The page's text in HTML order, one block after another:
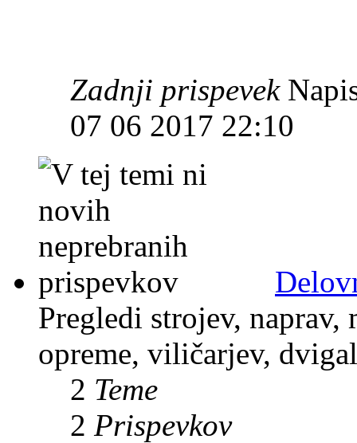
Zadnji prispevek
07 06 2017 22:10
Pregledi strojev, naprav,
opreme, viličarjev,
2 Teme
2 Prispevkov